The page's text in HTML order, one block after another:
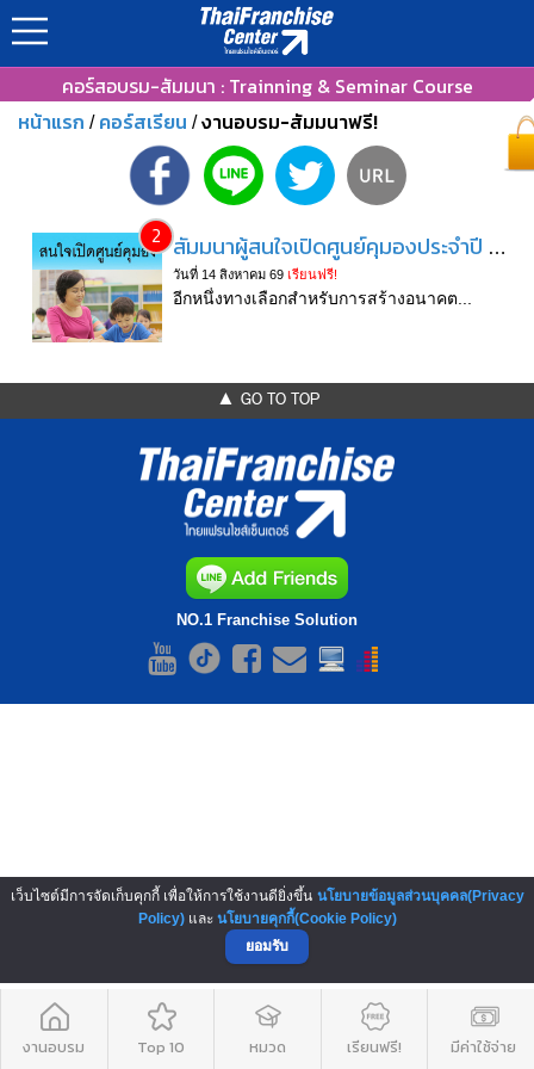
คอร์สอบรม-สัมมนา : Trainning & Seminar Course
หน้าแรก / คอร์สเรียน /งานอบรม-สัมมนาฟรี!
2 สัมมนาผู้สนใจเปิดศูนย์คุมองประจำปี 2569
วันที่ 14 สิงหาคม 69 เรียนฟรี!
อีกหนึ่งทางเลือกสำหรับการสร้างอนาคต...
▲ GO TO TOP
NO.1 Franchise Solution
เว็บไซต์มีการจัดเก็บคุกกี้ เพื่อให้การใช้งานดียิ่งขึ้น นโยบายข้อมูลส่วนบุคคล(Privacy
Policy)และ นโยบายคุกกี้(Cookie Policy)
ยอมรับ
งานอบรม Top 10 หมวด เรียนฟรี! มีค่าใช้จ่าย